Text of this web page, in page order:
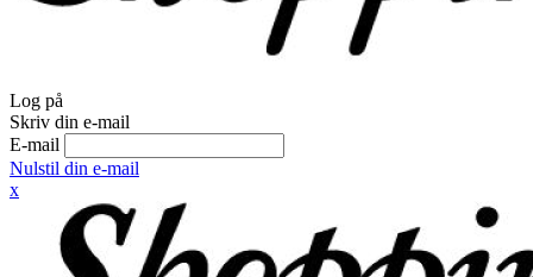
Log på
Skriv din e-mail
E-mail
Nulstil din e-mail
x